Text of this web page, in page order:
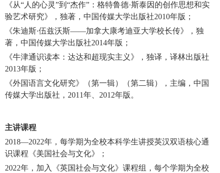
《从“人的心灵”到“杰作”：格特鲁德·斯泰因的创作思想和实
验艺术研究》，独著，中国传媒大学出版社2010年版；
《朱迪斯·伍兹沃斯——加拿大康考迪亚大学校长传》，独
著，中国传媒大学出版社2014年版；
《牛津通识读本：达达和超现实主义》，独译，译林出版社
2013年版；
《外国语言文化研究》（第一辑）（第二辑），主编，中国
传媒大学出版社，2011年、2012年版。
主讲课程
2018—2022年，每学期为全校本科学生讲授英汉双语核心通
识课程《美国社会与文化》；
2022年，加入《英国社会与文化》课程组，每个学期为全校